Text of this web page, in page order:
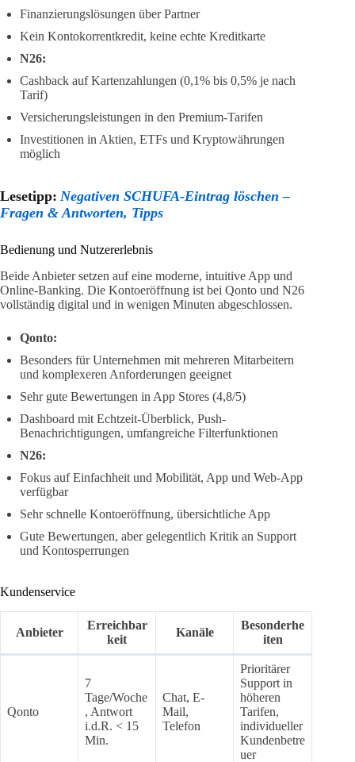
Finanzierungslösungen über Partner
Kein Kontokorrentkredit, keine echte Kreditkarte
N26:
Cashback auf Kartenzahlungen (0,1% bis 0,5% je nach
Tarif)
Versicherungsleistungen in den Premium-Tarifen
Investitionen in Aktien, ETFs und Kryptowährungen
möglich
Lesetipp: Negativen SCHUFA-Eintrag löschen –
Fragen & Antworten, Tipps
Bedienung und Nutzererlebnis
Beide Anbieter setzen auf eine moderne, intuitive App und
Online-Banking. Die Kontoeröffnung ist bei Qonto und N26
vollständig digital und in wenigen Minuten abgeschlossen.
Qonto:
Besonders für Unternehmen mit mehreren Mitarbeitern
und komplexeren Anforderungen geeignet
Sehr gute Bewertungen in App Stores (4,8/5)
Dashboard mit Echtzeit-Überblick, Push-
Benachrichtigungen, umfangreiche Filterfunktionen
N26:
Fokus auf Einfachheit und Mobilität, App und Web-App
verfügbar
Sehr schnelle Kontoeröffnung, übersichtliche App
Gute Bewertungen, aber gelegentlich Kritik an Support
und Kontosperrungen
Kundenservice
Anbieter
Erreichbar
keit
Kanäle
Besonderhe
iten
Qonto
7
Tage/Woche
, Antwort
i.d.R. < 15
Min.
Chat, E-
Mail,
Telefon
Prioritärer
Support in
höheren
Tarifen,
individueller
Kundenbetre
uer